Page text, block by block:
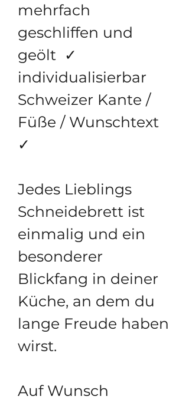
mehrfach
geschliffen und
geölt ✓
individualisierbar
Schweizer Kante /
Füße / Wunschtext
✓
Jedes Lieblings
Schneidebrett ist
einmalig und ein
besonderer
Blickfang in deiner
Küche, an dem du
lange Freude haben
wirst.
Auf Wunsch